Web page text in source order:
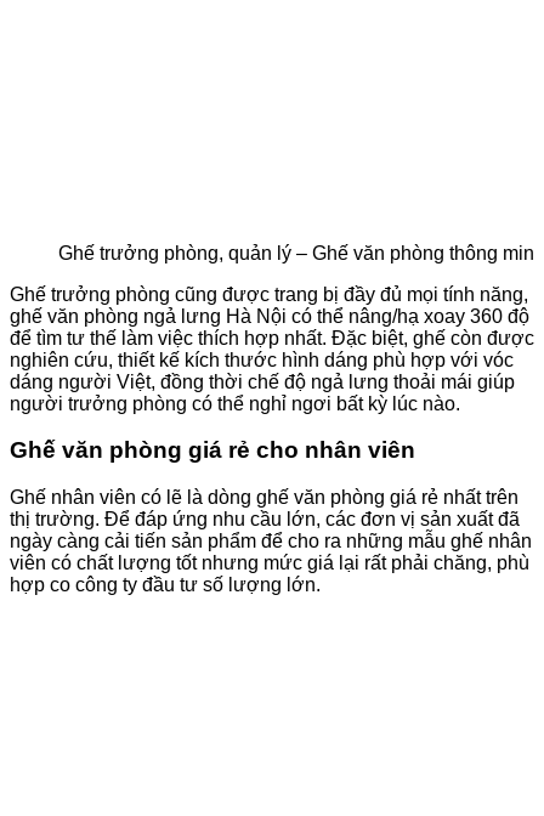
Ghế trưởng phòng, quản lý – Ghế văn phòng thông
Ghế trưởng phòng cũng được trang bị đầy đủ mọi tính năng,
ghế văn phòng ngả lưng Hà Nội có thể nâng/hạ xoay 360 độ
để tìm tư thế làm việc thích hợp nhất. Đặc biệt, ghế còn được
nghiên cứu, thiết kế kích thước hình dáng phù hợp với vóc
dáng người Việt, đồng thời chế độ ngả lưng thoải mái giúp
người trưởng phòng có thể nghỉ ngơi bất kỳ lúc nào.
Ghế văn phòng giá rẻ cho nhân viên
Ghế nhân viên có lẽ là dòng ghế văn phòng giá rẻ nhất trên
thị trường. Để đáp ứng nhu cầu lớn, các đơn vị sản xuất đã
ngày càng cải tiến sản phẩm để cho ra những mẫu ghế nhân
viên có chất lượng tốt nhưng mức giá lại rất phải chăng, phù
hợp co công ty đầu tư số lượng lớn.